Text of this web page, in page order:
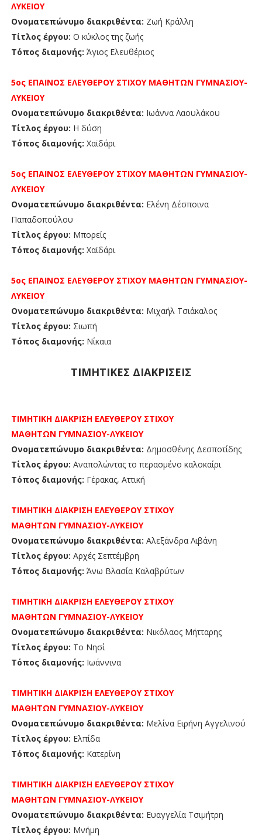
ΛΥΚΕΙΟΥ
Ονοματεπώνυμο διακριθέντα: Ζωή Κράλλη
Τίτλος έργου: Ο κύκλος της ζωής
Τόπος διαμονής: Άγιος Ελευθέριος
5ος ΕΠΑΙΝΟΣ ΕΛΕΥΘΕΡΟΥ ΣΤΙΧΟΥ ΜΑΘΗΤΩΝ ΓΥΜΝΑΣΙΟΥ-
ΛΥΚΕΙΟΥ
Ονοματεπώνυμο διακριθέντα: Ιωάννα Λαουλάκου
Τίτλος έργου: Η δύση
Τόπος διαμονής: Χαϊδάρι
5ος ΕΠΑΙΝΟΣ ΕΛΕΥΘΕΡΟΥ ΣΤΙΧΟΥ ΜΑΘΗΤΩΝ ΓΥΜΝΑΣΙΟΥ-
ΛΥΚΕΙΟΥ
Ονοματεπώνυμο διακριθέντα: Ελένη Δέσποινα
Παπαδοπούλου
Τίτλος έργου: Μπορείς
Τόπος διαμονής: Χαϊδάρι
5ος ΕΠΑΙΝΟΣ ΕΛΕΥΘΕΡΟΥ ΣΤΙΧΟΥ ΜΑΘΗΤΩΝ ΓΥΜΝΑΣΙΟΥ-
ΛΥΚΕΙΟΥ
Ονοματεπώνυμο διακριθέντα: Μιχαήλ Τσιάκαλος
Τίτλος έργου: Σιωπή
Τόπος διαμονής: Νίκαια
ΤΙΜΗΤΙΚΕΣ ΔΙΑΚΡΙΣΕΙΣ
ΤΙΜΗΤΙΚΗ ΔΙΑΚΡΙΣΗ ΕΛΕΥΘΕΡΟΥ ΣΤΙΧΟΥ
ΜΑΘΗΤΩΝ ΓΥΜΝΑΣΙΟΥ-ΛΥΚΕΙΟΥ
Ονοματεπώνυμο διακριθέντα: Δημοσθένης Δεσποτίδης
Τίτλος έργου: Αναπολώντας το περασμένο καλοκαίρι
Τόπος διαμονής: Γέρακας, Αττική
ΤΙΜΗΤΙΚΗ ΔΙΑΚΡΙΣΗ ΕΛΕΥΘΕΡΟΥ ΣΤΙΧΟΥ
ΜΑΘΗΤΩΝ ΓΥΜΝΑΣΙΟΥ-ΛΥΚΕΙΟΥ
Ονοματεπώνυμο διακριθέντα: Αλεξάνδρα Λιβάνη
Τίτλος έργου: Αρχές Σεπτέμβρη
Τόπος διαμονής: Άνω Βλασία Καλαβρύτων
ΤΙΜΗΤΙΚΗ ΔΙΑΚΡΙΣΗ ΕΛΕΥΘΕΡΟΥ ΣΤΙΧΟΥ
ΜΑΘΗΤΩΝ ΓΥΜΝΑΣΙΟΥ-ΛΥΚΕΙΟΥ
Ονοματεπώνυμο διακριθέντα: Νικόλαος Μήτταρης
Τίτλος έργου: Το Νησί
Τόπος διαμονής: Ιωάννινα
ΤΙΜΗΤΙΚΗ ΔΙΑΚΡΙΣΗ ΕΛΕΥΘΕΡΟΥ ΣΤΙΧΟΥ
ΜΑΘΗΤΩΝ ΓΥΜΝΑΣΙΟΥ-ΛΥΚΕΙΟΥ
Ονοματεπώνυμο διακριθέντα: Μελίνα Ειρήνη Αγγελινού
Τίτλος έργου: Ελπίδα
Τόπος διαμονής: Κατερίνη
ΤΙΜΗΤΙΚΗ ΔΙΑΚΡΙΣΗ ΕΛΕΥΘΕΡΟΥ ΣΤΙΧΟΥ
ΜΑΘΗΤΩΝ ΓΥΜΝΑΣΙΟΥ-ΛΥΚΕΙΟΥ
Ονοματεπώνυμο διακριθέντα: Ευαγγελία Τσιμήτρη
Τίτλος έργου: Μνήμη